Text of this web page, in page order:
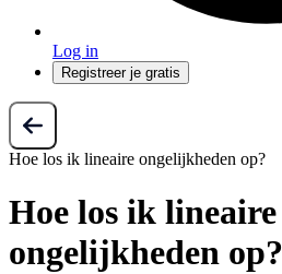
Log in
Registreer je gratis
Hoe los ik lineaire ongelijkheden op?
Hoe los ik lineaire
ongelijkheden op?